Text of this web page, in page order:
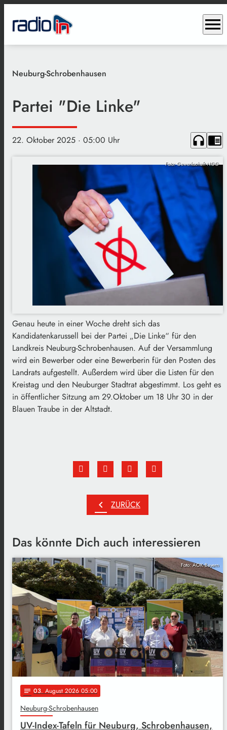
menu
Neuburg-Schrobenhausen
Partei "Die Linke"
22. Oktober 2025 · 05:00 Uhr headphones chrome_reader_mode
Foto: Gewerkschaft NGG
Genau heute in einer Woche dreht sich das
Kandidatenkarussell bei der Partei „Die Linke“ für den
Landkreis Neuburg-Schrobenhausen. Auf der Versammlung
wird ein Bewerber oder eine Bewerberin für den Posten des
Landrats aufgestellt. Außerdem wird über die Listen für den
Kreistag und den Neuburger Stadtrat abgestimmt. Los geht es
in öffentlicher Sitzung am 29.Oktober um 18 Uhr 30 in der
Blauen Traube in der Altstadt.
chevron_left ZURÜCK
Das könnte Dich auch interessieren
Foto: AOK Bayern
notes 03. August 2026 05:00
Neuburg-Schrobenhausen
UV-Index-Tafeln für Neuburg, Schrobenhausen,